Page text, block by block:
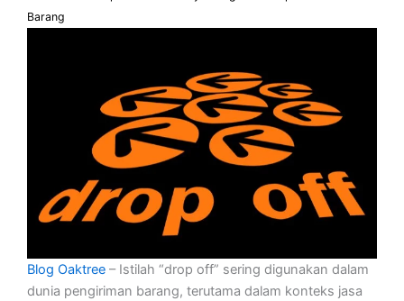
Barang
Blog Oaktree – Istilah “drop off” sering digunakan dalam
dunia pengiriman barang, terutama dalam konteks jasa